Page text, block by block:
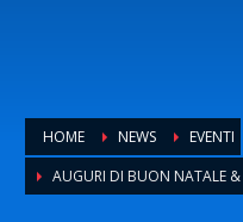
HOME NEWS
EVENTI
AUGURI DI BUON NATALE